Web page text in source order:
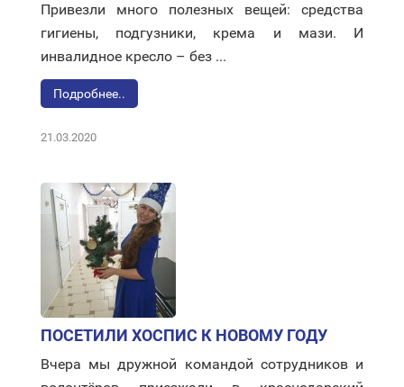
Привезли много полезных вещей: средства
гигиены, подгузники, крема и мази. И
инвалидное кресло – без ...
Подробнее..
21.03.2020
ПОСЕТИЛИ ХОСПИС К НОВОМУ ГОДУ
Вчера мы дружной командой сотрудников и